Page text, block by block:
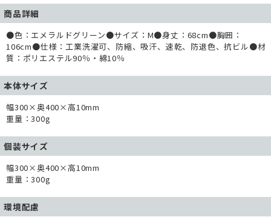
商品詳細
●色：エメラルドグリーン●サイズ：M●身丈：68cm●胸囲：
106cm●仕様：工業洗濯可、防縮、吸汗、速乾、防退色、抗ビル●材
質：ポリエステル90％・綿10％
本体サイズ
幅300×奥400×高10mm
重量：300g
個装サイズ
幅300×奥400×高10mm
重量：300g
環境配慮